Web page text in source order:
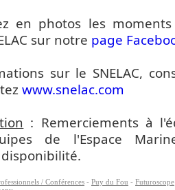
en photos les
sur notre page
sur le SNELAC,
www.snelac.com
: Remerciements à
de l'Espace
/ Conférences - Puy du Fou - Futuroscope